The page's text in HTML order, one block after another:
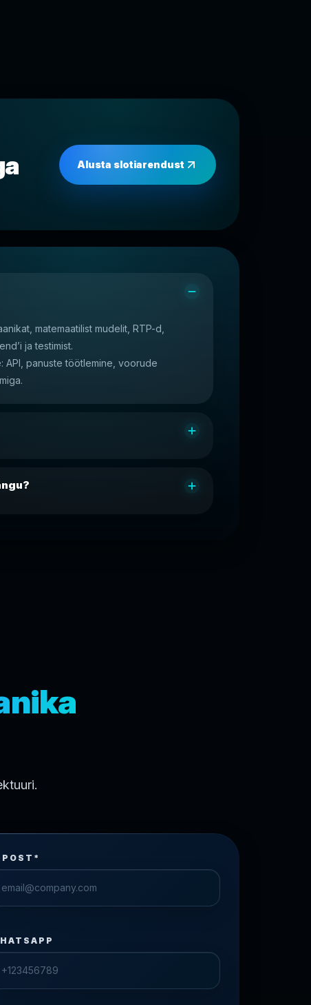
Alusta slotiarendust
matemaatilist mudelit, RTP-d,
ja testimist.
API, panuste töötlemine, voorude
POST*